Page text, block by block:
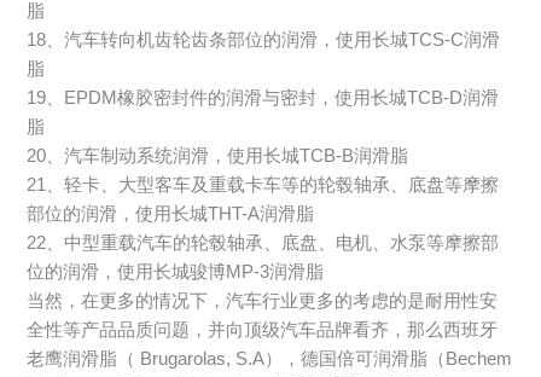
脂
18、汽车转向机齿轮齿条部位的润滑，使用长城TCS-C润滑
脂
19、EPDM橡胶密封件的润滑与密封，使用长城TCB-D润滑
脂
20、汽车制动系统润滑，使用长城TCB-B润滑脂
21、轻卡、大型客车及重载卡车等的轮毂轴承、底盘等摩擦
部位的润滑，使用长城THT-A润滑脂
22、中型重载汽车的轮毂轴承、底盘、电机、水泵等摩擦部
位的润滑，使用长城骏博MP-3润滑脂
当然，在更多的情况下，汽车行业更多的考虑的是耐用性安
全性等产品品质问题，并向顶级汽车品牌看齐，那么西班牙
老鹰润滑脂（ Brugarolas, S.A），德国倍可润滑脂（Bechem